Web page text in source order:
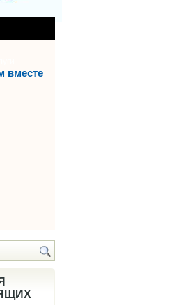
вместе